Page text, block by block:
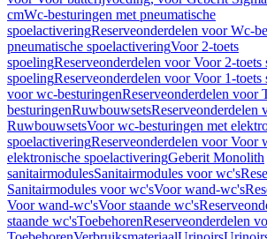
cmWc-besturingen met pneumatische
spoelactiveringReserveonderdelen voor Wc-
pneumatische spoelactiveringVoor 2-toets
spoelingReserveonderdelen voor Voor 2-toets
spoelingReserveonderdelen voor Voor 1-toets
voor wc-besturingenReserveonderdelen voor
besturingenRuwbouwsetsReserveonderdelen
RuwbouwsetsVoor wc-besturingen met
spoelactiveringReserveonderdelen voor Voor
elektronische spoelactiveringGeberit Monolith
sanitairmodulesSanitairmodules voor wc's
Sanitairmodules voor wc'sVoor wand-wc's
Voor wand-wc'sVoor staande wc's
staande wc'sToebehorenReserveonderdelen